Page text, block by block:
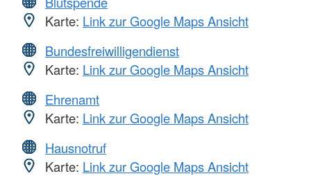
Karte: Link zur Google Maps Ansicht
Bundesfreiwilligendienst
Karte: Link zur Google Maps Ansicht
Ehrenamt
Karte: Link zur Google Maps Ansicht
Hausnotruf
Karte: Link zur Google Maps Ansicht